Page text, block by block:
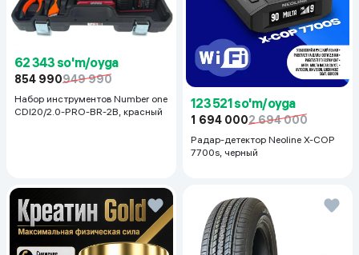
62 343 so'm/oyga
854 990949 990
Набор инструментов Number one
CDI20/2.0-PRO-BR-2B, красный
123 521 so'm/oyga
1 694 0002 694 000
Радар-детектор Neoline X-COP
7700s, черный